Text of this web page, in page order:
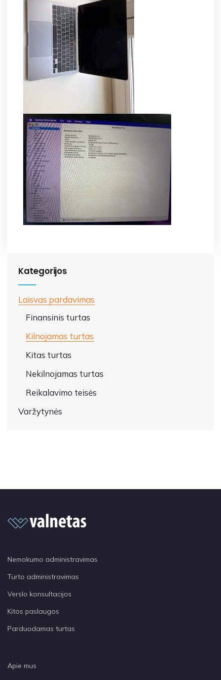
Kategorijos
Laisvas pardavimas
Finansinis turtas
Kilnojamas turtas
Kitas turtas
Nekilnojamas turtas
Reikalavimo teisės
Varžytynės
Nemokumo administravimas
Turto administravimas
Verslo konsultacijos
Kitos paslaugos
Parduodamas turtas
Apie mus